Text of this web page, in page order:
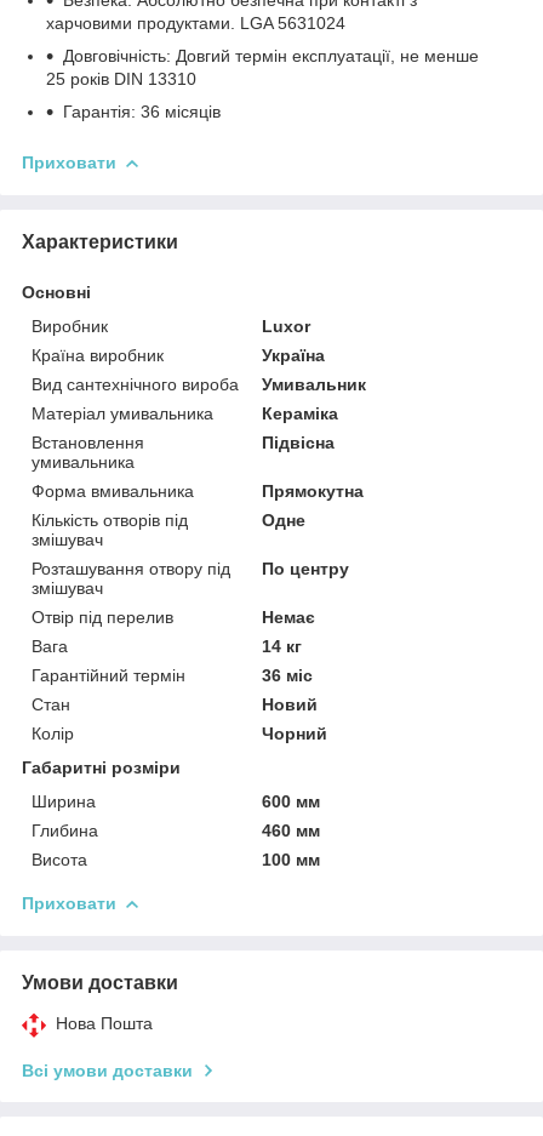
харчовими продуктами. LGA 5631024
Довговічність: Довгий термін експлуатації, не менше
25 років DIN 13310
Гарантія: 36 місяців
Приховати
Характеристики
Основні
Виробник
Luxor
Країна виробник
Україна
Вид сантехнічного вироба
Умивальник
Матеріал умивальника
Кераміка
Встановлення
умивальника
Підвісна
Форма вмивальника
Прямокутна
Кількість отворів під
змішувач
Одне
Розташування отвору під
змішувач
По центру
Отвір під перелив
Немає
Вага
14 кг
Гарантійний термін
36 міс
Стан
Новий
Колір
Чорний
Габаритні розміри
Ширина
600 мм
Глибина
460 мм
Висота
100 мм
Приховати
Умови доставки
Нова Пошта
Всі умови доставки